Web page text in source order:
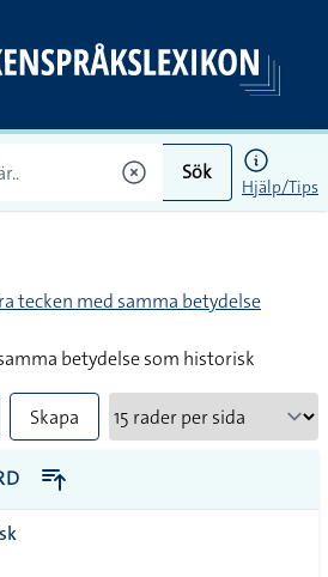
Sök
Hjälp/Tips
tecken med samma betydelse
betydelse som historisk
Skapa
PDF